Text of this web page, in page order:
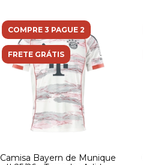
COMPRE 3 PAGUE 2
FRETE GRÁTIS
Camisa Bayern de Munique